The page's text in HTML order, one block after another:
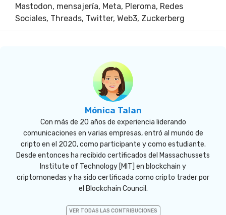
Mastodon, mensajería, Meta, Pleroma, Redes
Sociales, Threads, Twitter, Web3, Zuckerberg
Mónica Talan
Con más de 20 años de experiencia liderando
comunicaciones en varias empresas, entró al mundo de
cripto en el 2020, como participante y como estudiante.
Desde entonces ha recibido certificados del Massachussets
Institute of Technology [MIT] en blockchain y
criptomonedas y ha sido certificada como cripto trader por
el Blockchain Council.
VER TODAS LAS CONTRIBUCIONES